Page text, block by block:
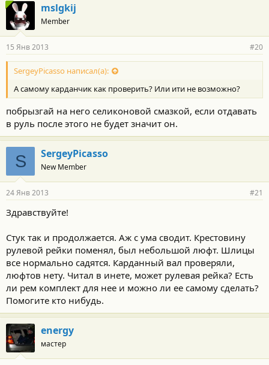
mslgkij
Member
15 Янв 2013 #20
SergeyPicasso написал(а):
А самому карданчик как проверить? Или ити не возможно?
побрызгай на него селиконовой смазкой, если отдавать
в руль после этого не будет значит он.
S SergeyPicasso
New Member
24 Янв 2013 #21
Здравствуйте!
Стук так и продолжается. Аж с ума сводит. Крестовину
рулевой рейки поменял, был небольшой люфт. Шлицы
все нормально садятся. Карданный вал проверяли,
люфтов нету. Читал в инете, может рулевая рейка? Есть
ли рем комплект для нее и можно ли ее самому сделать?
Помогите кто нибудь.
energy
мастер